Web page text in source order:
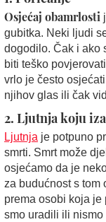
Osjećaj obamrlosti
gubitka. Neki ljudi
dogodilo. Čak i ako
biti teško
vrlo je često
njihov glas ili čak
2. Ljutnja koju
Ljutnja je potpuno
smrti. Smrt može
osjećamo da je
za budućnost s tom
prema osobi koja
smo uradili ili